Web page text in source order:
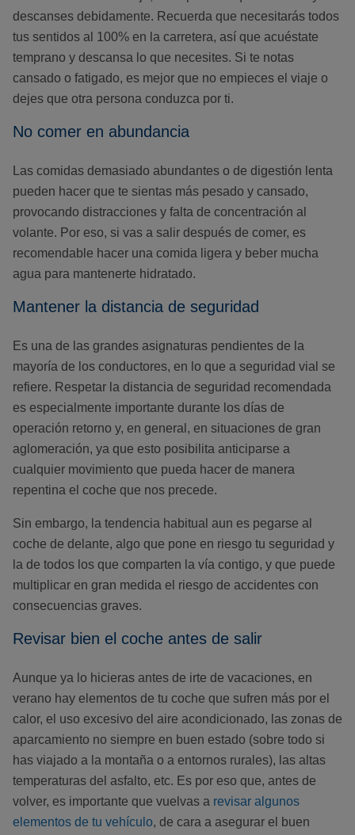
descanses debidamente. Recuerda que necesitarás todos
tus sentidos al 100% en la carretera, así que acuéstate
temprano y descansa lo que necesites. Si te notas
cansado o fatigado, es mejor que no empieces el viaje o
dejes que otra persona conduzca por ti.
No comer en abundancia
Las comidas demasiado abundantes o de digestión lenta
pueden hacer que te sientas más pesado y cansado,
provocando distracciones y falta de concentración al
volante. Por eso, si vas a salir después de comer, es
recomendable hacer una comida ligera y beber mucha
agua para mantenerte hidratado.
Mantener la distancia de seguridad
Es una de las grandes asignaturas pendientes de la
mayoría de los conductores, en lo que a seguridad vial se
refiere. Respetar la distancia de seguridad recomendada
es especialmente importante durante los días de
operación retorno y, en general, en situaciones de gran
aglomeración, ya que esto posibilita anticiparse a
cualquier movimiento que pueda hacer de manera
repentina el coche que nos precede.
Sin embargo, la tendencia habitual aun es pegarse al
coche de delante, algo que pone en riesgo tu seguridad y
la de todos los que comparten la vía contigo, y que puede
multiplicar en gran medida el riesgo de accidentes con
consecuencias graves.
Revisar bien el coche antes de salir
Aunque ya lo hicieras antes de irte de vacaciones, en
verano hay elementos de tu coche que sufren más por el
calor, el uso excesivo del aire acondicionado, las zonas de
aparcamiento no siempre en buen estado (sobre todo si
has viajado a la montaña o a entornos rurales), las altas
temperaturas del asfalto, etc. Es por eso que, antes de
volver, es importante que vuelvas a revisar algunos
elementos de tu vehículo, de cara a asegurar el buen